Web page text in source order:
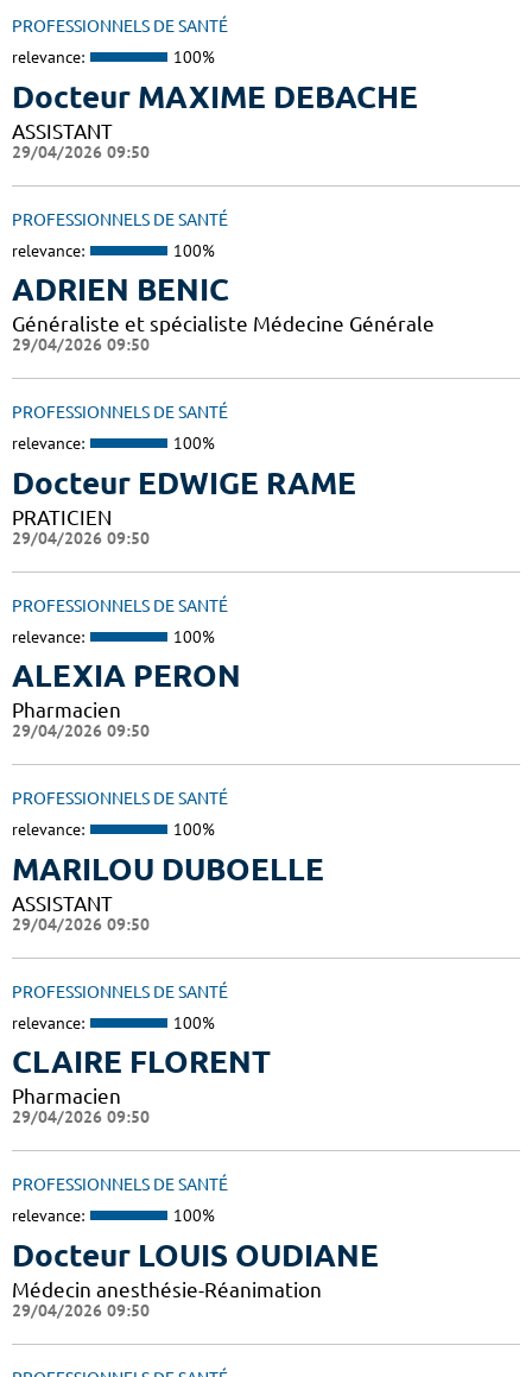
PROFESSIONNELS DE SANTÉ
relevance: 100%
Docteur MAXIME DEBACHE
ASSISTANT
29/04/2026 09:50
PROFESSIONNELS DE SANTÉ
relevance: 100%
ADRIEN BENIC
Généraliste et spécialiste Médecine Générale
29/04/2026 09:50
PROFESSIONNELS DE SANTÉ
relevance: 100%
Docteur EDWIGE RAME
PRATICIEN
29/04/2026 09:50
PROFESSIONNELS DE SANTÉ
relevance: 100%
ALEXIA PERON
Pharmacien
29/04/2026 09:50
PROFESSIONNELS DE SANTÉ
relevance: 100%
MARILOU DUBOELLE
ASSISTANT
29/04/2026 09:50
PROFESSIONNELS DE SANTÉ
relevance: 100%
CLAIRE FLORENT
Pharmacien
29/04/2026 09:50
PROFESSIONNELS DE SANTÉ
relevance: 100%
Docteur LOUIS OUDIANE
Médecin anesthésie-Réanimation
29/04/2026 09:50